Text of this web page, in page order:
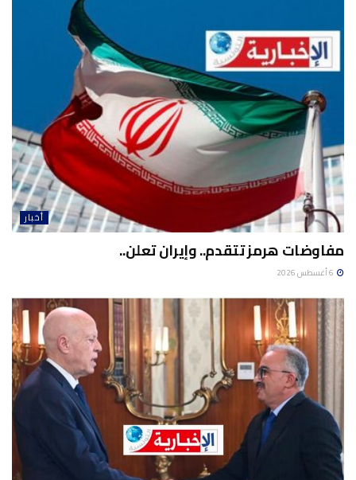
أخبار
مفاوضات هرمز تتقدم.. وإيران تعلن..